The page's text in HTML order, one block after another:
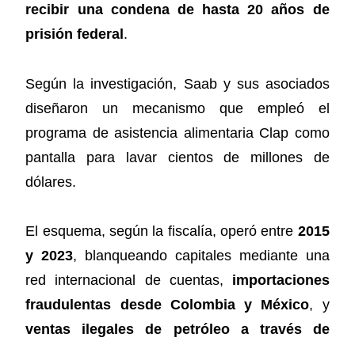
recibir una condena de hasta 20 años de
prisión federal .
Según la investigación, Saab y sus asociados
diseñaron un mecanismo que empleó el
programa de asistencia alimentaria Clap como
pantalla para lavar cientos de millones de
dólares.
El esquema, según la fiscalía, operó entre 2015
y 2023, blanqueando capitales mediante una
red internacional de cuentas, importaciones
fraudulentas desde Colombia y México, y
ventas ilegales de petróleo a través de